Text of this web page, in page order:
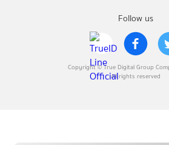
Follow us
Copyright © True Digital Group
All rights reserved